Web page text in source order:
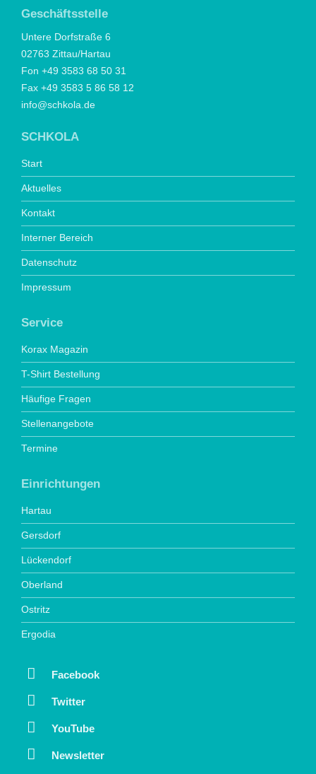
Geschäftsstelle
Untere Dorfstraße 6
02763 Zittau/Hartau
Fon +49 3583 68 50 31
Fax +49 3583 5 86 58 12
info@schkola.de
SCHKOLA
Start
Aktuelles
Kontakt
Interner Bereich
Datenschutz
Impressum
Service
Korax Magazin
T-Shirt Bestellung
Häufige Fragen
Stellenangebote
Termine
Einrichtungen
Hartau
Gersdorf
Lückendorf
Oberland
Ostritz
Ergodia
Facebook
Twitter
YouTube
Newsletter